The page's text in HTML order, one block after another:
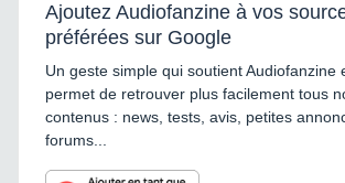
Ajoutez Audiofanzine à vos
préférées sur Google
Un geste simple qui soutient Audiofanzine
permet de retrouver plus facilement tous
contenus : news, tests, avis, petites
forums...